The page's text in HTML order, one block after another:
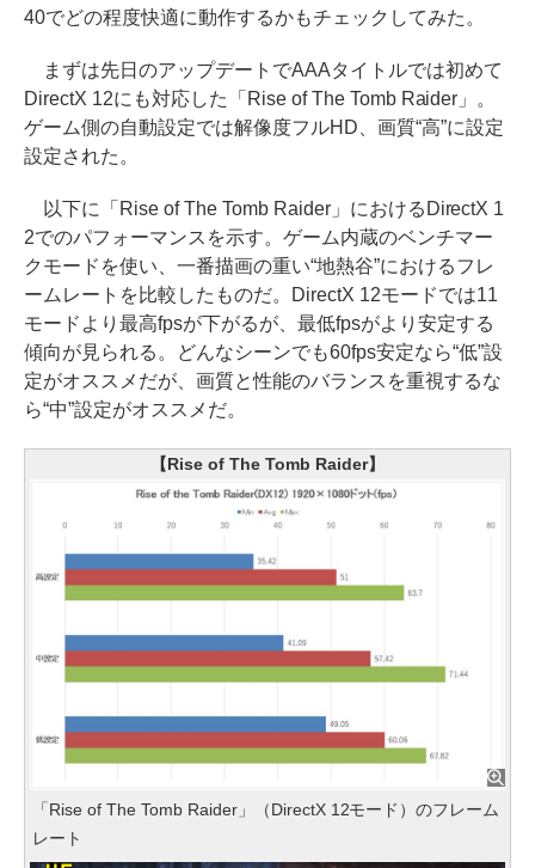
40でどの程度快適に動作するかもチェックしてみた。
まずは先日のアップデートでAAAタイトルでは初めて
DirectX 12にも対応した「Rise of The Tomb Raider」。
ゲーム側の自動設定では解像度フルHD、画質“高”に設定
設定された。
以下に「Rise of The Tomb Raider」におけるDirectX 1
2でのパフォーマンスを示す。ゲーム内蔵のベンチマー
クモードを使い、一番描画の重い“地熱谷”におけるフレ
ームレートを比較したものだ。DirectX 12モードでは11
モードより最高fpsが下がるが、最低fpsがより安定する
傾向が見られる。どんなシーンでも60fps安定なら“低”設
定がオススメだが、画質と性能のバランスを重視するな
ら“中”設定がオススメだ。
【Rise of The Tomb Raider】
「Rise of The Tomb Raider」（DirectX 12モード）のフレーム
レート